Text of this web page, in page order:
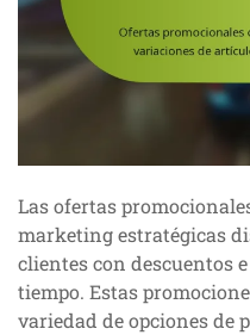
Las ofertas
marketing estratégicas
clientes con descuentos
tiempo. Estas
variedad de opciones de